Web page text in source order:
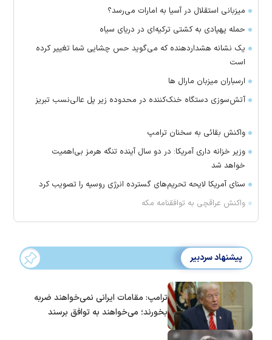
میزبانی استقلال در آسیا به امارات می‌رسد؟
حمله پهپادی به کشتی ترکیه‌ای در دریای سیاه
یک نشانه هشداردهنده که می‌گوید حس چشایی شما تغییر کرده
است
ارسباران میزبان مارال ها
آتش‌سوزی دستگاه خنک‌کننده در محدوده زیر پل عالی‌نسب تبریز
واکنش بقائی به سخنان ترامپ
وزیر خزانه داری آمریکا: در دو سال آینده تنگه هرمز بی‌اهمیت
خواهد شد
سنای آمریکا لایحه تحریم‌های گسترده انرژی روسیه را تصویب کرد
واکنش عراقچی به توافقنامه مکه
پیشنهاد سردبیر
ترامپ: مقامات ایرانی نمی‌خواهند ضربه
بخورند؛ می‌خواهند به توافق برسند